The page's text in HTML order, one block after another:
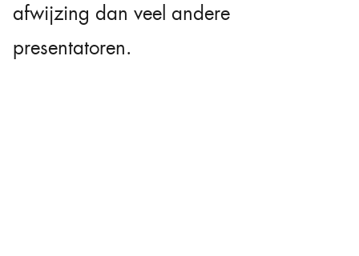
afwijzing dan veel andere
presentatoren.